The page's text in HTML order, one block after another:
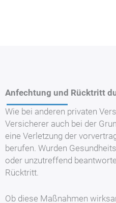
Anfechtung und Rücktritt
Wie bei anderen privaten
Versicherer auch bei der
eine Verletzung der
berufen. Wurden
oder unzutreffend
Rücktritt.
Ob diese Maßnahmen